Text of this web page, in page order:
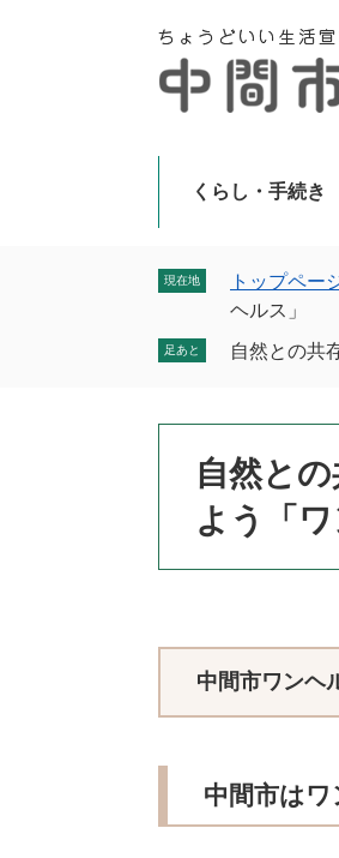
くらし・手続き
現在地 トップペー
ヘルス」
足あと 自然との共
自然と
よう「ワ
中間市ワンヘ
中間市はワ